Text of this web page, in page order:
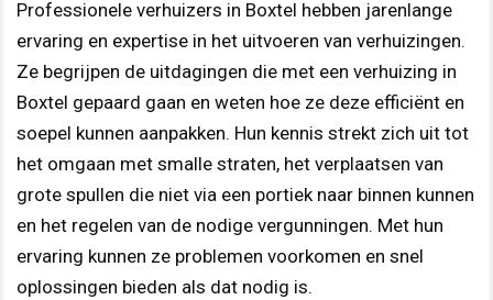
Professionele verhuizers in Boxtel hebben jarenlange
ervaring en expertise in het uitvoeren van verhuizingen.
Ze begrijpen de uitdagingen die met een verhuizing in
Boxtel gepaard gaan en weten hoe ze deze efficiënt en
soepel kunnen aanpakken. Hun kennis strekt zich uit tot
het omgaan met smalle straten, het verplaatsen van
grote spullen die niet via een portiek naar binnen kunnen
en het regelen van de nodige vergunningen. Met hun
ervaring kunnen ze problemen voorkomen en snel
oplossingen bieden als dat nodig is.